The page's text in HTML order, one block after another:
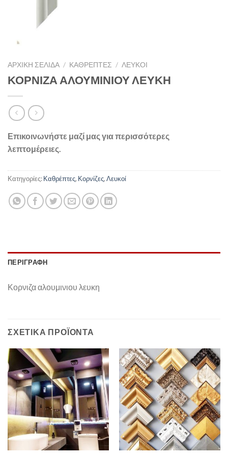
ΑΡΧΙΚΉ ΣΕΛΊΔΑ / ΚΑΘΡΈΠΤΕΣ / ΛΕΥΚΟΊ
ΚΟΡΝΙΖΑ ΑΛΟΥΜΙΝΙΟΥ ΛΕΥΚΗ
Επικοινωνήστε μαζί μας για περισσότερες
λεπτομέρειες.
Κατηγορίες:Καθρέπτες, Κορνίζες,Λευκοί
ΠΕΡΙΓΡΑΦΉ
Κορνιζα αλουμινιου λευκη
ΣΧΕΤΙΚΆ ΠΡΟΪΌΝΤΑ